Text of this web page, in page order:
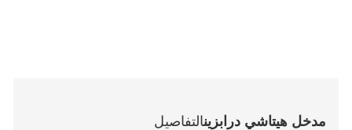
مدخل هيتاشي درابزينالتفاصيل